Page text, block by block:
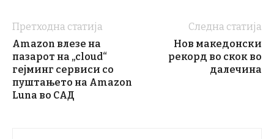
Претходна статија
Amazon влезе на
пазарот на „cloud“
гејминг сервиси со
пуштањето на Amazon
Luna во САД
Следна статија
Нов македонски
рекорд во скок во
далечина